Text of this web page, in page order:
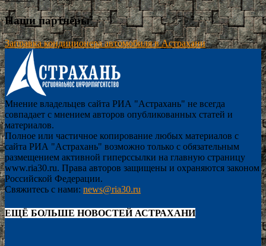
Наши партнёры
Заправка кондиционера автомобиля в Астрахани
Мнение владельцев сайта РИА "Астрахань" не всегда
совпадает с мнением авторов опубликованных статей и
материалов.
Полное или частичное копирование любых материалов с
сайта РИА "Астрахань" возможно только с обязательным
размещением активной гиперссылки на главную страницу
www.ria30.ru. Права авторов защищены и охраняются законом
Российской Федерации.
Свяжитесь с нами: news@ria30.ru
ЕЩЁ БОЛЬШЕ НОВОСТЕЙ АСТРАХАНИ